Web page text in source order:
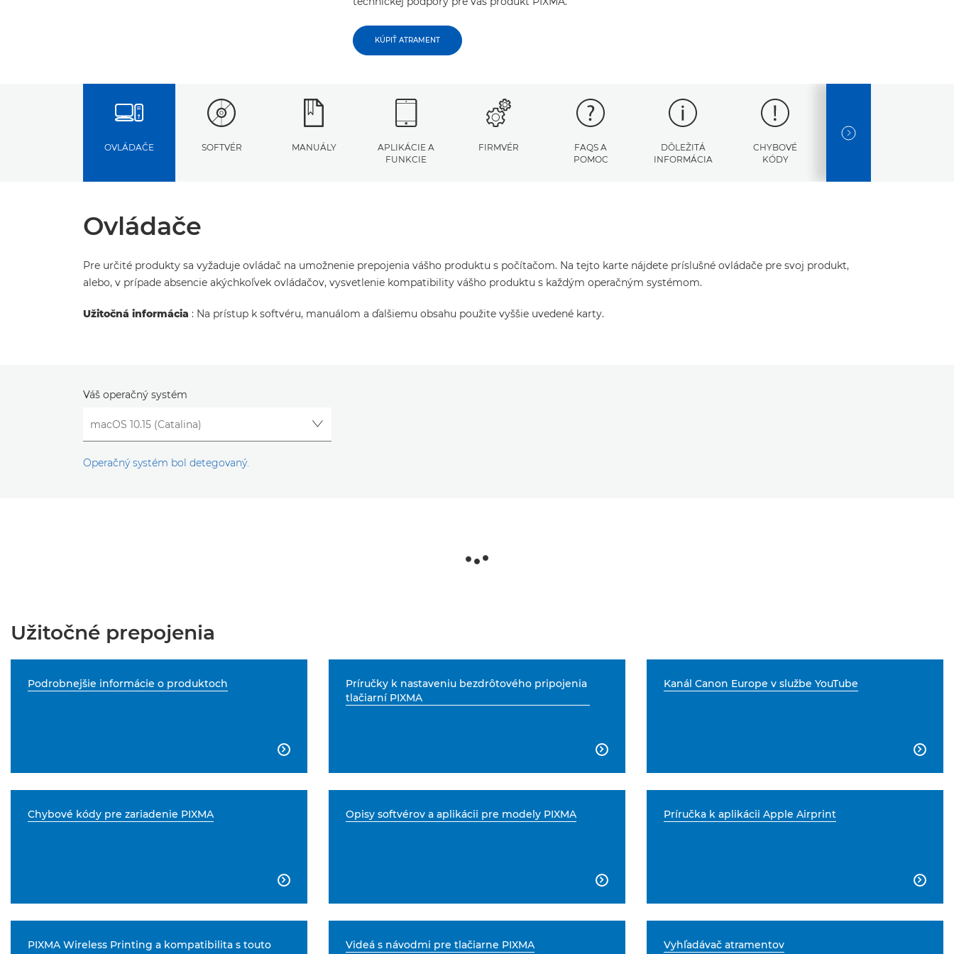
KÚPIŤ ATRAMENT
OVLÁDAČE SOFTVÉR MANUÁLY
APLIKÁCIE A
FUNKCIE
FIRMVÉR
FAQS A
POMOC
DÔLEŽITÁ
INFORMÁCIA
CHYBOVÉ
KÓDY
NEXT SLIDE
Ovládače
Pre určité produkty sa vyžaduje ovládač na umožnenie prepojenia vášho produktu s počítačom. Na tejto karte nájdete príslušné ovládače pre svoj produkt,
alebo, v prípade absencie akýchkoľvek ovládačov, vysvetlenie kompatibility vášho produktu s každým operačným systémom.
Užitočná informácia : Na prístup k softvéru, manuálom a ďalšiemu obsahu použite vyššie uvedené karty.
Váš operačný systém
Operačný systém bol detegovaný.
Užitočné prepojenia
Podrobnejšie informácie o produktoch

Príručky k nastaveniu bezdrôtového pripojenia
tlačiarní PIXMA

Kanál Canon Europe v službe YouTube

Chybové kódy pre zariadenie PIXMA

Opisy softvérov a aplikácii pre modely PIXMA

Príručka k aplikácii Apple Airprint

PIXMA Wireless Printing a kompatibilita s touto
Videá s návodmi pre tlačiarne PIXMA Vyhľadávač atramentov